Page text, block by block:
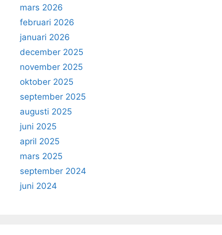
mars 2026
februari 2026
januari 2026
december 2025
november 2025
oktober 2025
september 2025
augusti 2025
juni 2025
april 2025
mars 2025
september 2024
juni 2024